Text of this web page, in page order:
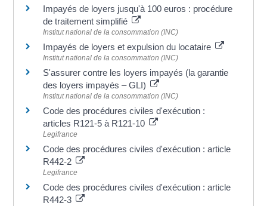
Impayés de loyers jusqu'à 100 euros : procédure
de traitement simplifié
Institut national de la consommation (INC)
Impayés de loyers et expulsion du locataire
Institut national de la consommation (INC)
S'assurer contre les loyers impayés (la garantie
des loyers impayés – GLI)
Institut national de la consommation (INC)
Code des procédures civiles d'exécution :
articles R121-5 à R121-10
Legifrance
Code des procédures civiles d'exécution : article
R442-2
Legifrance
Code des procédures civiles d'exécution : article
R442-3